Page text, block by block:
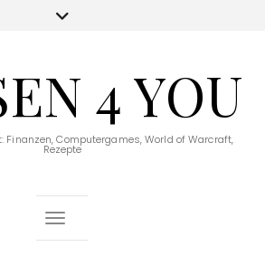
4 YOU
Computergames, World of Warcraft,
Rezepte
Toggle Navigation